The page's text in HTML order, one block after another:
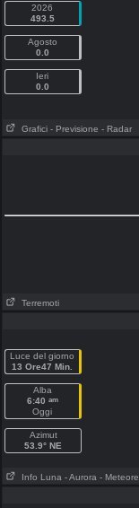
2026
493.5
Agosto
0.0
Ieri
0.0
Grafici - Previsione - Radar
Terremoti
Luce del giorno
13 Ore47 Min.
Alba
6:40 am
Oggi
Azimut
53.9° NE
Info Luna - Aurora - Meteore